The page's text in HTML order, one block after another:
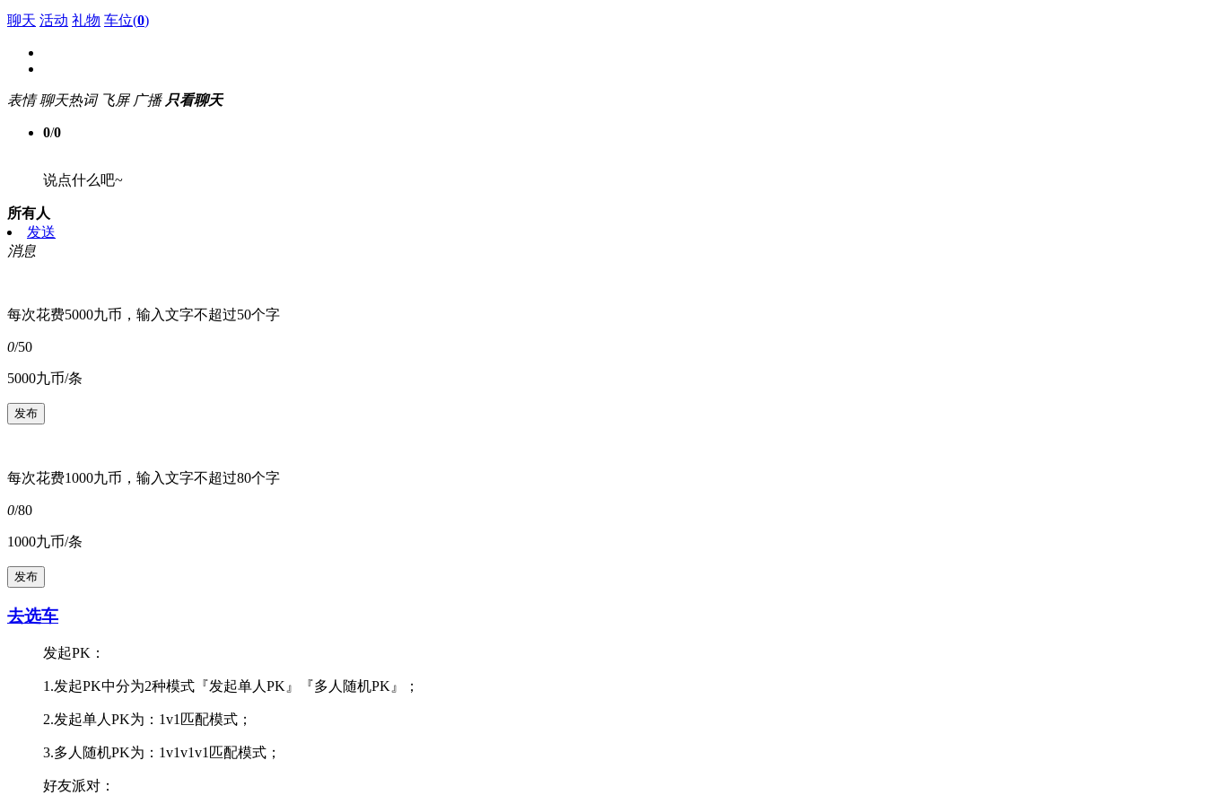
聊天 活动 礼物 车位(0)
表情 聊天热词 飞屏 广播 只看聊天
0/0
说点什么吧~
所有人
发送
消息
每次花费5000九币，输入文字不超过50个字
0/50
5000九币/条
每次花费1000九币，输入文字不超过80个字
0/80
1000九币/条
去选车
发起PK：
1.发起PK中分为2种模式『发起单人PK』『多人随机PK』；
2.发起单人PK为：1v1匹配模式；
3.多人随机PK为：1v1v1v1匹配模式；
好友派对：